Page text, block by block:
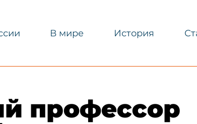
В мире История
профессор